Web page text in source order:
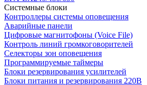
Системные блоки
Контроллеры системы оповещения
Аварийные панели
Цифровые магнитофоны (Voice File)
Контроль линий громкоговорителей
Селекторы зон оповещения
Программируемые таймеры
Блоки резервирования усилителей
Блоки питания и резервирования 220В